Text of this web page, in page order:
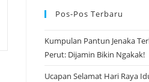
Pos-Pos Terbaru
Kumpulan Pantun Jenaka
Perut: Dijamin Bikin Ngakak!
Ucapan Selamat Hari Raya